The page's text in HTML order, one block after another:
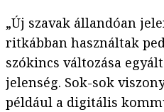
„Új szavak állandóan
ritkábban használtak
szókincs változása
jelenség. Sok-sok
például a digitális